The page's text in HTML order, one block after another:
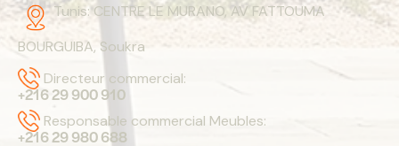
Tunis:CENTRE LE MURANO, AV FATTOUMA
BOURGUIBA, Soukra
Directeur commercial:
+216 29 900 910
Responsable commercial Meubles:
+216 29 980 688